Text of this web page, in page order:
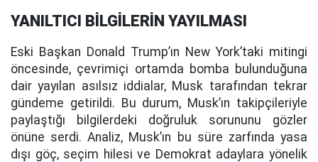
YANILTICI BİLGİLERİN YAYILMASI
Eski Başkan Donald Trump’ın New York’taki mitingi
öncesinde, çevrimiçi ortamda bomba bulunduğuna
dair yayılan asılsız iddialar, Musk tarafından tekrar
gündeme getirildi. Bu durum, Musk’ın takipçileriyle
paylaştığı bilgilerdeki doğruluk sorununu gözler
önüne serdi. Analiz, Musk’ın bu süre zarfında yasa
dışı göç, seçim hilesi ve Demokrat adaylara yönelik